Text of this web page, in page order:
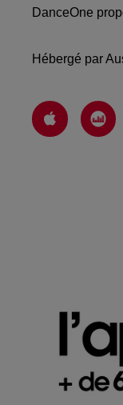
DanceOne
Hébergé par